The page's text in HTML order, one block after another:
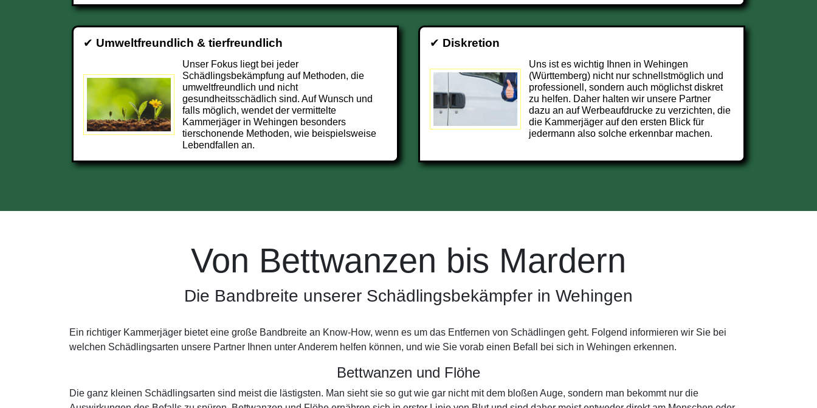
✔ Umweltfreundlich & tierfreundlich
Unser Fokus liegt bei jeder
Schädlingsbekämpfung auf Methoden, die
umweltfreundlich und nicht
gesundheitsschädlich sind. Auf Wunsch und
falls möglich, wendet der vermittelte
Kammerjäger in Wehingen besonders
tierschonende Methoden, wie beispielsweise
Lebendfallen an.
✔ Diskretion
Uns ist es wichtig Ihnen in Wehingen
(Württemberg) nicht nur schnellstmöglich und
professionell, sondern auch möglichst diskret
zu helfen. Daher halten wir unsere Partner
dazu an auf Werbeaufdrucke zu verzichten, die
die Kammerjäger auf den ersten Blick für
jedermann also solche erkennbar machen.
Von Bettwanzen bis Mardern
Die Bandbreite unserer Schädlingsbekämpfer in Wehingen
Ein richtiger Kammerjäger bietet eine große Bandbreite an Know-How, wenn es um das Entfernen von Schädlingen geht. Folgend informieren wir Sie bei
welchen Schädlingsarten unsere Partner Ihnen unter Anderem helfen können, und wie Sie vorab einen Befall bei sich in Wehingen erkennen.
Bettwanzen und Flöhe
Die ganz kleinen Schädlingsarten sind meist die lästigsten. Man sieht sie so gut wie gar nicht mit dem bloßen Auge, sondern man bekommt nur die